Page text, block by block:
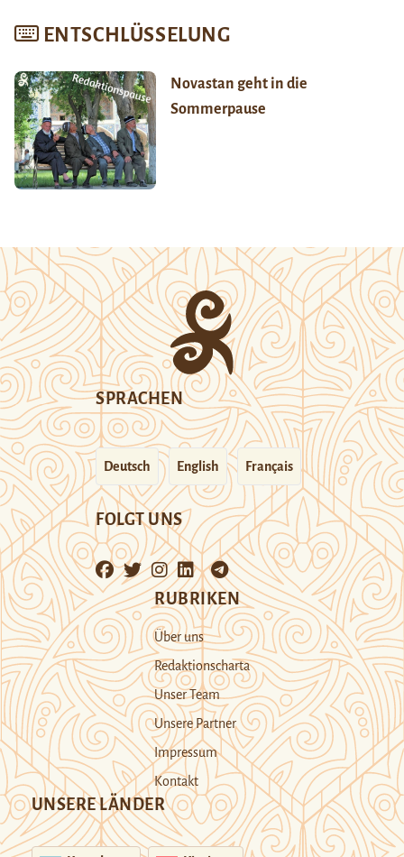
ENTSCHLÜSSELUNG
Novastan geht in die
Sommerpause
SPRACHEN
Deutsch English Français
FOLGT UNS
RUBRIKEN
Über uns
Redaktionscharta
Unser Team
Unsere Partner
Impressum
Kontakt
UNSERE LÄNDER